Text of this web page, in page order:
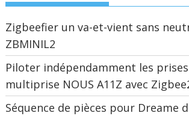
Zigbeefier un va-et-vient sans
ZBMINIL2
Piloter indépendamment les
multiprise NOUS A11Z avec
Séquence de pièces pour Dreame